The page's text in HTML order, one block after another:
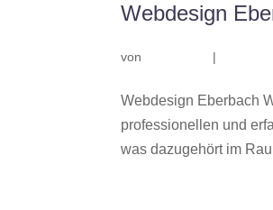
Webdesign
von |
Webdesign Eberbach
professionellen und
was dazugehört im